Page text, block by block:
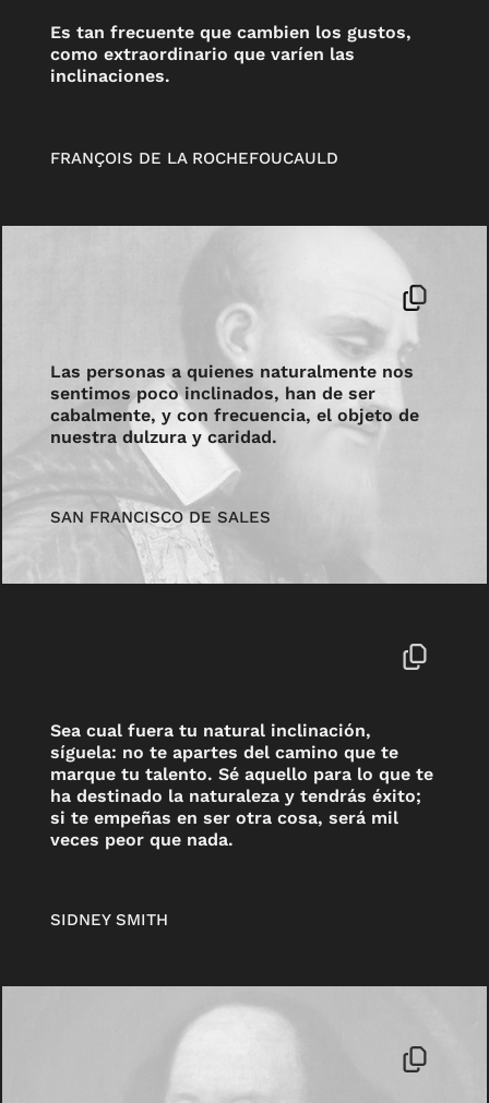
Es tan frecuente que cambien los gustos,
como extraordinario que varíen las
inclinaciones.
FRANÇOIS DE LA ROCHEFOUCAULD
Las personas a quienes naturalmente nos
sentimos poco inclinados, han de ser
cabalmente, y con frecuencia, el objeto de
nuestra dulzura y caridad.
SAN FRANCISCO DE SALES
Sea cual fuera tu natural inclinación,
síguela: no te apartes del camino que te
marque tu talento. Sé aquello para lo que te
ha destinado la naturaleza y tendrás éxito;
si te empeñas en ser otra cosa, será mil
veces peor que nada.
SIDNEY SMITH